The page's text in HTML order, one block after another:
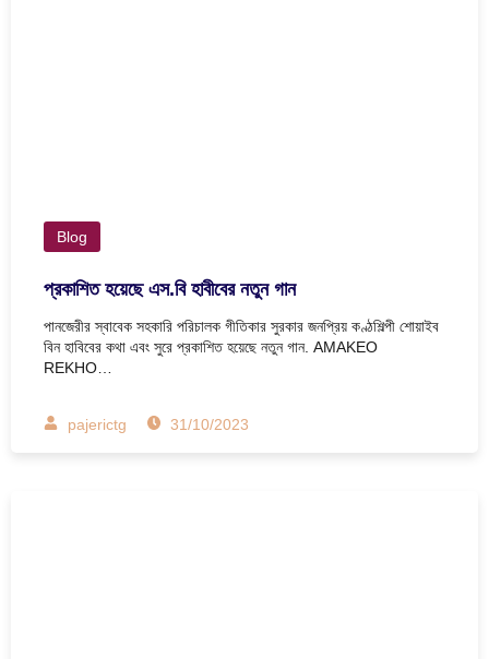
Blog
প্রকাশিত হয়েছে এস.বি হাবীবের নতুন গান
পানজেরীর স্বাবেক সহকারি পরিচালক গীতিকার সুরকার জনপ্রিয় কণ্ঠশিল্পী শোয়াইব
বিন হাবিবের কথা এবং সুরে প্রকাশিত হয়েছে নতুন গান. AMAKEO
REKHO…
pajerictg 31/10/2023